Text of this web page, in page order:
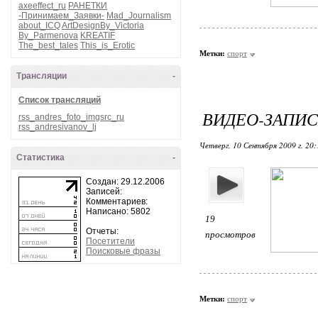
axeeffect_ru РАНЕТКИ
-Принимаем_Заявки- Mad_Journalism
about_ICQArtDesignBy_Victoria
By_Parmenova KREATIF
The_best_tales This_is_Erotic
-
Трансляции
Список трансляций
rss_andres_foto_imgsrc_ru
rss_andresivanov_lj
-
Статистика
Создан: 29.12.2006
Записей:
Комментариев:
Написано: 5802
Отчеты:
Посетители
Поисковые фразы
Метки: спорт
ВИДЕО-
Четверг, 10 Сентября 2009 г.
19
просмотров
Метки: спорт